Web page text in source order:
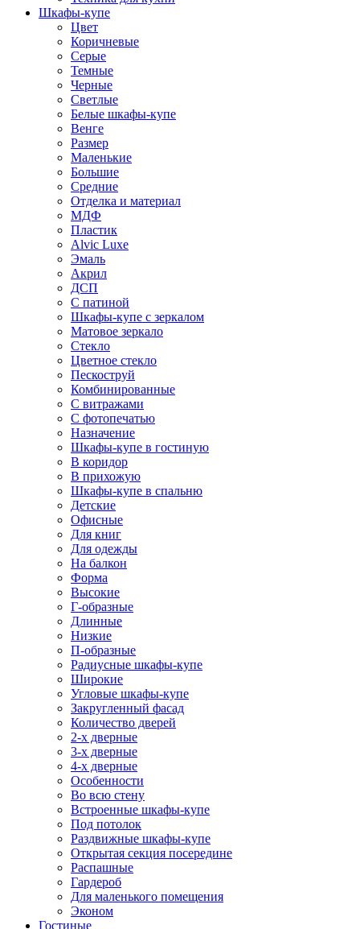
Шкафы-купе
Цвет
Коричневые
Серые
Темные
Черные
Светлые
Белые шкафы-купе
Венге
Размер
Маленькие
Большие
Средние
Отделка и материал
МДФ
Пластик
Alvic Luxe
Эмаль
Акрил
ДСП
С патиной
Шкафы-купе с зеркалом
Матовое зеркало
Стекло
Цветное стекло
Пескоструй
Комбинированные
С витражами
С фотопечатью
Назначение
Шкафы-купе в гостиную
В коридор
В прихожую
Шкафы-купе в спальню
Детские
Офисные
Для книг
Для одежды
На балкон
Форма
Высокие
Г-образные
Длинные
Низкие
П-образные
Радиусные шкафы-купе
Широкие
Угловые шкафы-купе
Закругленный фасад
Количество дверей
2-х дверные
3-х дверные
4-х дверные
Особенности
Во всю стену
Встроенные шкафы-купе
Под потолок
Раздвижные шкафы-купе
Открытая секция посередине
Распашные
Гардероб
Для маленького помещения
Эконом
Гостиные